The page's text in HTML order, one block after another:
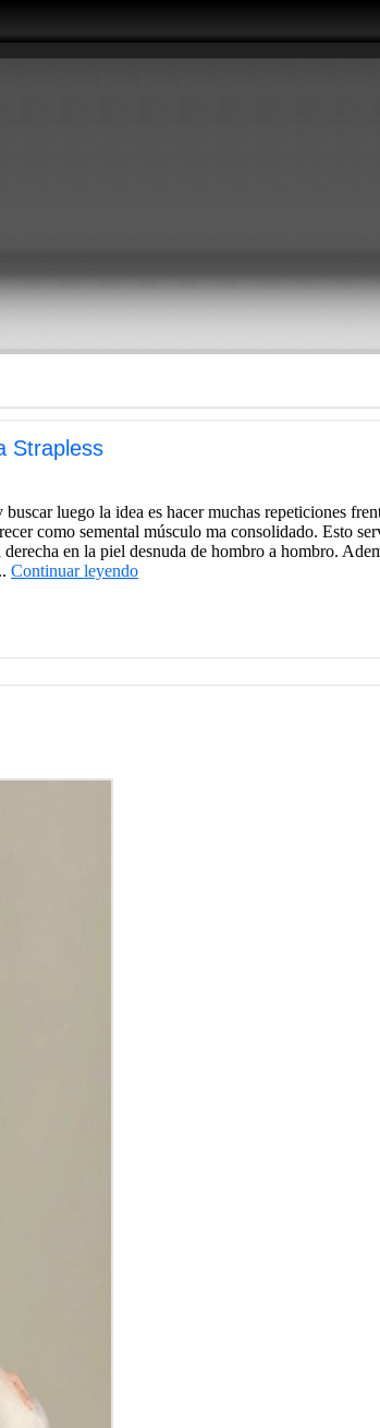
Strapless
luego la idea es hacer muchas repeticiones
como semental músculo ma consolidado. Esto
en la piel desnuda de hombro a hombro.
Continuar leyendo